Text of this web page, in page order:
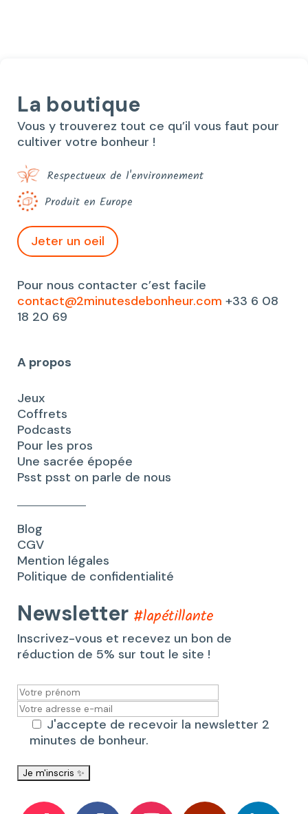
La boutique
Vous y trouverez tout ce qu’il vous faut pour
cultiver votre bonheur !
Respectueux de l'environnement
Produit en Europe
Jeter un oeil
Pour nous contacter c’est facile
contact@2minutesdebonheur.com +33 6 08
18 20 69
A propos
Jeux
Coffrets
Podcasts
Pour les pros
Une sacrée épopée
Psst psst on parle de nous
Blog
CGV
Mention légales
Politique de confidentialité
Newsletter #lapétillante
Inscrivez-vous et recevez un bon de
réduction de 5% sur tout le site !
J'accepte de recevoir la newsletter 2
minutes de bonheur.